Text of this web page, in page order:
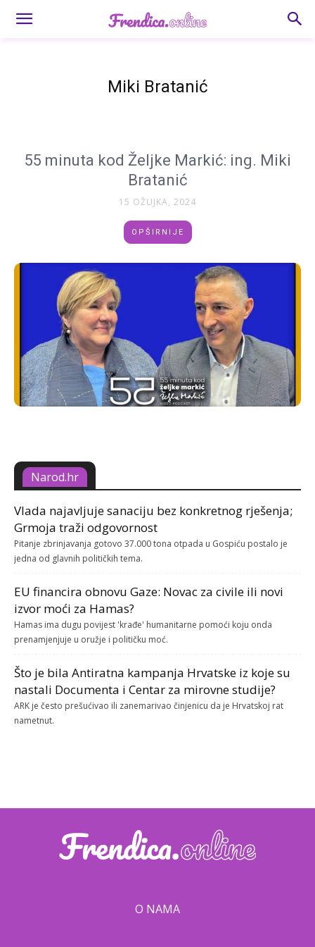
Miki Bratanić
55 minuta kod Željke Markić: ing. Miki
Bratanić
15 OŽUJKA, 2024
OPŠIRNIJE
Narod.hr
Vlada najavljuje sanaciju bez konkretnog rješenja;
Grmoja traži odgovornost
Pitanje zbrinjavanja gotovo 37.000 tona otpada u Gospiću postalo je
jedna od glavnih političkih tema.
EU financira obnovu Gaze: Novac za civile ili novi
izvor moći za Hamas?
Hamas ima dugu povijest 'krađe' humanitarne pomoći koju onda
prenamjenjuje u oružje i političku moć.
Što je bila Antiratna kampanja Hrvatske iz koje su
nastali Documenta i Centar za mirovne studije?
ARK je često prešućivao ili zanemarivao činjenicu da je Hrvatskoj rat
nametnut.
O NAMA